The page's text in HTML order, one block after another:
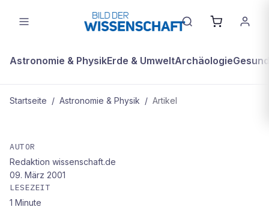
Astronomie & PhysikErde & UmweltArchäologie
Startseite / Astronomie & Physik / Artikel
Warum es im Universum Materie
gibt
AUTOR
Redaktion wissenschaft.de
09. März 2001
LESEZEIT
1 Minute